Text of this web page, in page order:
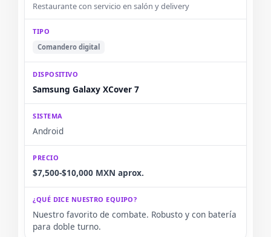
Restaurante con servicio en salón y delivery
Comandero digital
Samsung Galaxy XCover 7
Android
$7,500-$10,000 MXN aprox.
Nuestro favorito de combate. Robusto y con batería
para doble turno.